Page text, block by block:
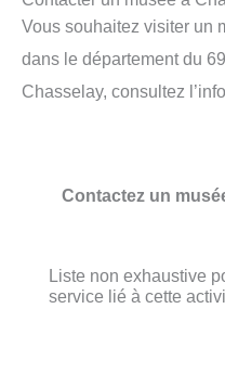
Vous souhaitez visiter un
dans le département du
Chasselay, consultez
Contactez un
Liste non exhaustive
service lié à cette